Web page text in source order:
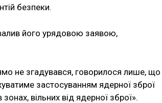
безпеки.
його урядовою заявою,
не згадувався, говорилося лише, що
застосуванням ядерної зброї
вільних від ядерної зброї».